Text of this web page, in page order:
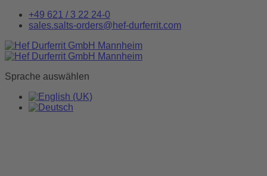
+49 621 / 3 22 24-0
sales.salts-orders@hef-durferrit.com
Sprache auswählen